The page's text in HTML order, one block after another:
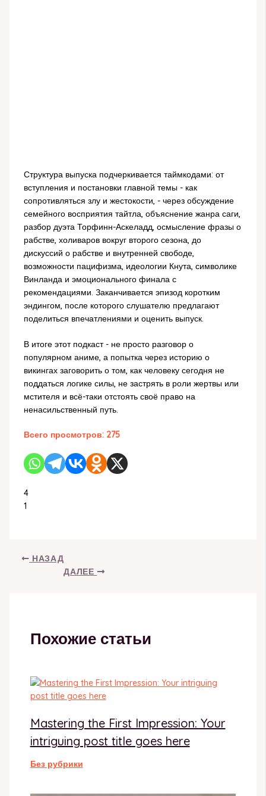
Структура выпуска подчеркивается таймкодами: от
вступления и постановки главной темы - как
сопротивляться злу и жестокости, - через обсуждение
семейного восприятия тайтла, объяснение жанра саги,
разбор дуэта Торфинн-Аскеладд, осмысление фразы о
рабстве, холиваров вокруг второго сезона, до
дискуссий о рабстве и внутренней свободе,
возможности пацифизма, идеологии Кнута, символике
Винланда и эмоционального финала с
рекомендациями. Заканчивается эпизод коротким
эндингом, после которого слушателю предлагают
поделиться впечатлениями и оценить выпуск.
В итоге этот подкаст - не просто разговор о
популярном аниме, а попытка через историю о
викингах заговорить о том, как человеку сегодня не
поддаться логике силы, не застрять в роли жертвы или
мстителя и всё-таки отстоять своё право на
ненасильственный путь.
Всего просмотров: 275
4
1
НАЗАД
ДАЛЕЕ
Похожие статьи
Mastering the First Impression: Your
intriguing post title goes here
Без рубрики